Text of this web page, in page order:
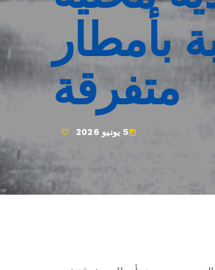
بأمطار
متفرقة
today 5 يونيو 2026